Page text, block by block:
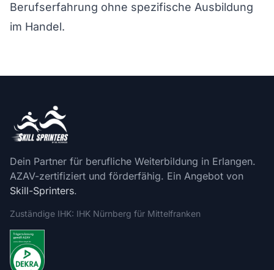
Berufserfahrung ohne spezifische Ausbildung
im Handel.
Dein Partner für berufliche Weiterbildung in Erlangen.
AZAV-zertifiziert und förderfähig. Ein Angebot von
Skill-Sprinters.
Zuständige IHK: IHK Nürnberg für Mittelfranken